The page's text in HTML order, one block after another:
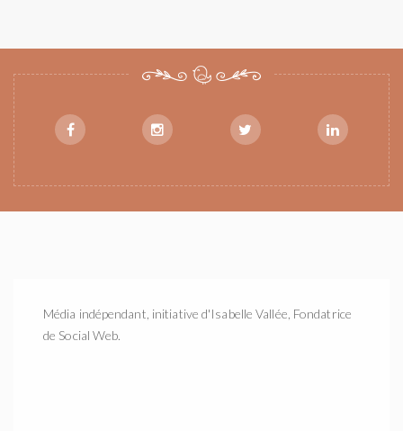
Média indépendant, initiative d'Isabelle Vallée, Fondatrice
de Social Web.